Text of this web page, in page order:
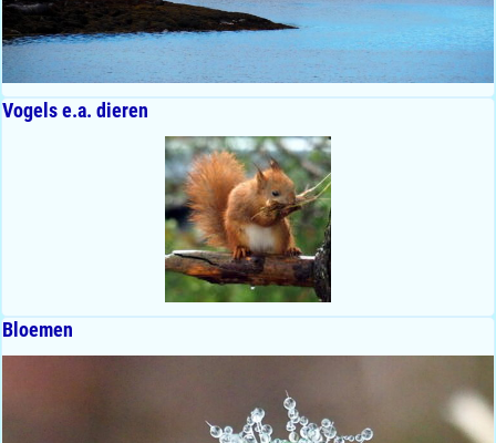
Vogels e.a. dieren
Bloemen